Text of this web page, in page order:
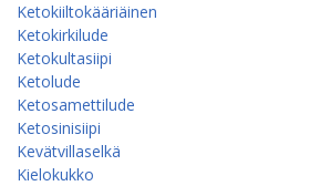
Ketokiiltokääriäinen
Ketokirkilude
Ketokultasiipi
Ketolude
Ketosamettilude
Ketosinisiipi
Kevätvillaselkä
Kielokukko